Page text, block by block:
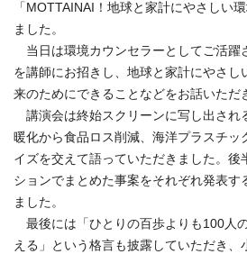
「MOTTAINAI！地球と家計にやさしい
ました。
当日は環境カウンセラーとしてご活躍
を講師にお招きし、地球と家計にやさし
来のためにできることなどをお話いただ
講演会は終始スクリーンに写し出され
暖化から食品ロス削減、海洋プラスチッ
イズを交えて語っていただきました。後
ションでまとめた事案をそれぞれ発表す
ました。
最後には「ひとりの百歩よりも100人
える」という格言も披露していただき、